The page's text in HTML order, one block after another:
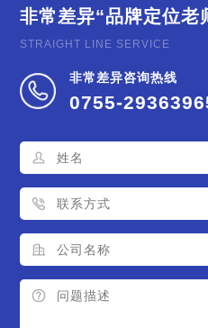
非常差异“品牌定位老
STRAIGHT LINE SERVICE
非常差异咨询热线
0755-